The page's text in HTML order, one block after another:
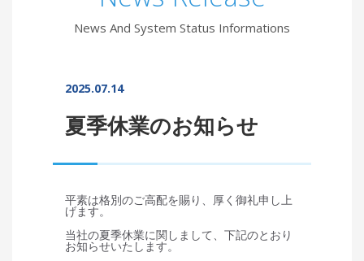
News And System Status Informations
2025.07.14
夏季休業のお知らせ
平素は格別のご高配を賜り、厚く御礼申し上
げます。
当社の夏季休業に関しまして、下記のとおり
お知らせいたします。